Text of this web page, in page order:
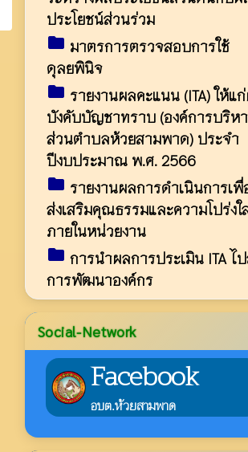
ประโยชน์ส่วนร่วม
folder มาตรการตรวจสอบการใช้
ดุลยพินิจ
folder รายงานผลคะแนน (ITA) ให้แ
บังคับบัญชาทราบ (องค์การบริห
ส่วนตำบลห้วยสามพาด) ประจำ
ปีงบประมาณ พ.ศ. 2566
folder รายงานผลการดำเนินการเพื่
ส่งเสริมคุณธรรมและความโปร่งใ
ภายในหน่วยงาน
folder การนำผลการประเมิน ITA ไ
การพัฒนาองค์กร
Social-Network
Facebook
อบต.ห้วยสามพาด